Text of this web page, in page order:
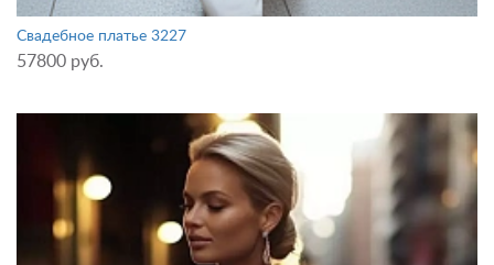
Свадебное платье 3227
57800 руб.